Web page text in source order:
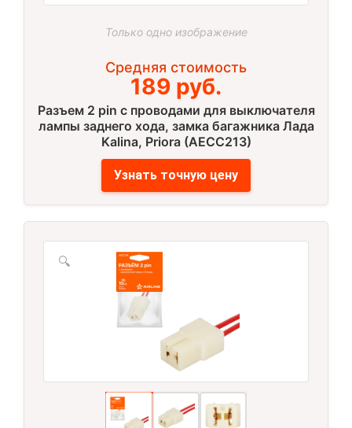
Только одно изображение
Средняя стоимость
189 руб.
Разъем 2 pin с проводами для выключателя
лампы заднего хода, замка багажника Лада
Kalina, Priora (AECC213)
Узнать точную цену
🔍